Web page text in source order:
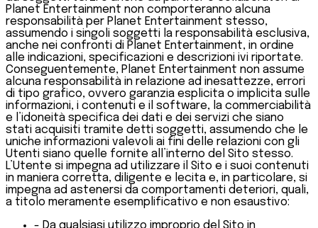
Planet Entertainment non comporteranno alcuna
responsabilità per Planet Entertainment stesso,
assumendo i singoli soggetti la responsabilità esclusiva,
anche nei confronti di Planet Entertainment, in ordine
alle indicazioni, specificazioni e descrizioni ivi riportate.
Conseguentemente, Planet Entertainment non assume
alcuna responsabilità in relazione ad inesattezze, errori
di tipo grafico, ovvero garanzia esplicita o implicita sulle
informazioni, i contenuti e il software, la commerciabilità
e l’idoneità specifica dei dati e dei servizi che siano
stati acquisiti tramite detti soggetti, assumendo che le
uniche informazioni valevoli ai fini delle relazioni con gli
Utenti siano quelle fornite all’interno del Sito stesso.
L’Utente si impegna ad utilizzare il Sito e i suoi contenuti
in maniera corretta, diligente e lecita e, in particolare, si
impegna ad astenersi da comportamenti deteriori, quali,
a titolo meramente esemplificativo e non esaustivo:
- Da qualsiasi utilizzo improprio del Sito in